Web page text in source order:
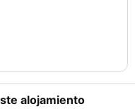
alojamiento